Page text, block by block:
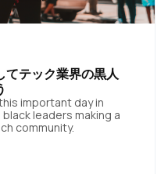
てテック業界の黒人
important day in
leaders making a
community.